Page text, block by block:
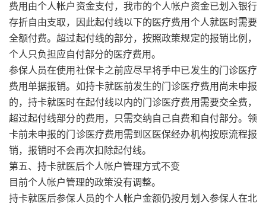
费用由个人帐户资金支付，我市的个人帐户资金已划入银行
存折自由支取，因此起付线以下的医疗费用个人就医时需要
全额付费。超过起付线的部分，按照政策规定的报销比例，
个人只负担应自付部分的医疗费用。
参保人员在使用社保卡之前应尽早将手中已发生的门诊医疗
费用单据报销。如持卡就医前发生的门诊医疗费用尚未申报
的，持卡就医时在起付线以内的门诊医疗费用需要交全费，
超过起付线部分的费用，只需交纳自己自费和自付部分。领
卡前未申报的门诊医疗费用需到区医保经办机构按原流程报
销，报销时不会再次扣除起付线。
第五、持卡就医后个人帐户管理方式不变
目前个人帐户管理的政策没有调整。
持卡就医后参保人员的个人帐户金额仍按月划入参保人在北